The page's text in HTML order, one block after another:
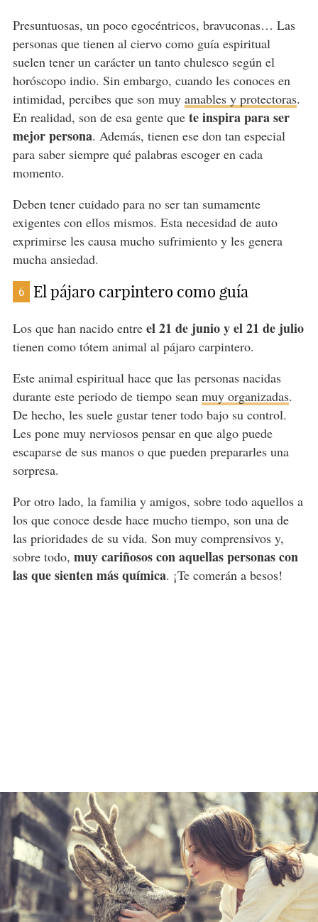
Presuntuosas, un poco egocéntricos, bravuconas… Las
personas que tienen al ciervo como guía espiritual
suelen tener un carácter un tanto chulesco según el
horóscopo indio. Sin embargo, cuando les conoces en
intimidad, percibes que son muy amables y protectoras.
En realidad, son de esa gente quete inspira para ser
mejor persona. Además, tienen ese don tan especial
para saber siempre qué palabras escoger en cada
momento.
Deben tener cuidado para no ser tan sumamente
exigentes con ellos mismos. Esta necesidad de auto
exprimirse les causa mucho sufrimiento y les genera
mucha ansiedad.
6 El pájaro carpintero como guía
Los que han nacido entre el 21 de junio y el 21 de julio
tienen como tótem animal al pájaro carpintero.
Este animal espiritual hace que las personas nacidas
durante este periodo de tiempo sean muy organizadas.
De hecho, les suele gustar tener todo bajo su control.
Les pone muy nerviosos pensar en que algo puede
escaparse de sus manos o que pueden prepararles una
sorpresa.
Por otro lado, la familia y amigos, sobre todo aquellos a
los que conoce desde hace mucho tiempo, son una de
las prioridades de su vida. Son muy comprensivos y,
sobre todo, muy cariñosos con aquellas personas con
las que sienten más química. ¡Te comerán a besos!